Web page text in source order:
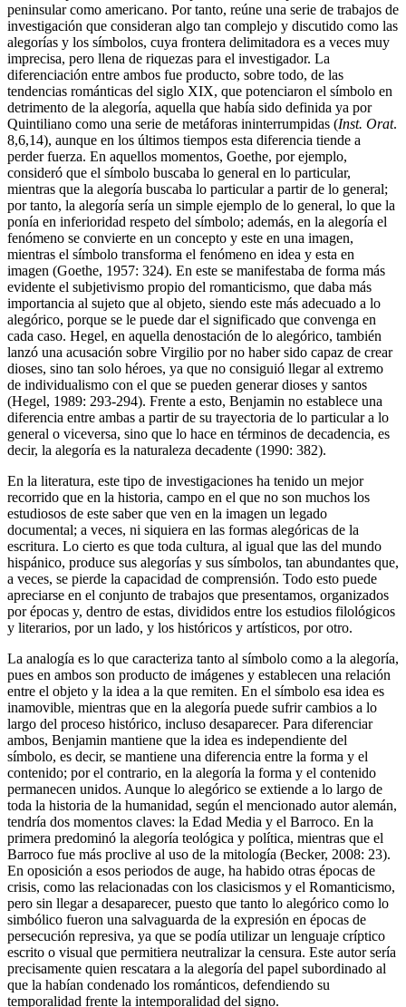
peninsular como americano. Por tanto, reúne una serie de trabajos de
investigación que consideran algo tan complejo y discutido como las
alegorías y los símbolos, cuya frontera delimitadora es a veces muy
imprecisa, pero llena de riquezas para el investigador. La
diferenciación entre ambos fue producto, sobre todo, de las
tendencias románticas del siglo XIX, que potenciaron el símbolo en
detrimento de la alegoría, aquella que había sido definida ya por
Quintiliano como una serie de metáforas ininterrumpidas (Inst. Orat.
8,6,14), aunque en los últimos tiempos esta diferencia tiende a
perder fuerza. En aquellos momentos, Goethe, por ejemplo,
consideró que el símbolo buscaba lo general en lo particular,
mientras que la alegoría buscaba lo particular a partir de lo general;
por tanto, la alegoría sería un simple ejemplo de lo general, lo que la
ponía en inferioridad respeto del símbolo; además, en la alegoría el
fenómeno se convierte en un concepto y este en una imagen,
mientras el símbolo transforma el fenómeno en idea y esta en
imagen (Goethe, 1957: 324). En este se manifestaba de forma más
evidente el subjetivismo propio del romanticismo, que daba más
importancia al sujeto que al objeto, siendo este más adecuado a lo
alegórico, porque se le puede dar el significado que convenga en
cada caso. Hegel, en aquella denostación de lo alegórico, también
lanzó una acusación sobre Virgilio por no haber sido capaz de crear
dioses, sino tan solo héroes, ya que no consiguió llegar al extremo
de individualismo con el que se pueden generar dioses y santos
(Hegel, 1989: 293-294). Frente a esto, Benjamin no establece una
diferencia entre ambas a partir de su trayectoria de lo particular a lo
general o viceversa, sino que lo hace en términos de decadencia, es
decir, la alegoría es la naturaleza decadente (1990: 382).
En la literatura, este tipo de investigaciones ha tenido un mejor
recorrido que en la historia, campo en el que no son muchos los
estudiosos de este saber que ven en la imagen un legado
documental; a veces, ni siquiera en las formas alegóricas de la
escritura. Lo cierto es que toda cultura, al igual que las del mundo
hispánico, produce sus alegorías y sus símbolos, tan abundantes que,
a veces, se pierde la capacidad de comprensión. Todo esto puede
apreciarse en el conjunto de trabajos que presentamos, organizados
por épocas y, dentro de estas, divididos entre los estudios filológicos
y literarios, por un lado, y los históricos y artísticos, por otro.
La analogía es lo que caracteriza tanto al símbolo como a la alegoría,
pues en ambos son producto de imágenes y establecen una relación
entre el objeto y la idea a la que remiten. En el símbolo esa idea es
inamovible, mientras que en la alegoría puede sufrir cambios a lo
largo del proceso histórico, incluso desaparecer. Para diferenciar
ambos, Benjamin mantiene que la idea es independiente del
símbolo, es decir, se mantiene una diferencia entre la forma y el
contenido; por el contrario, en la alegoría la forma y el contenido
permanecen unidos. Aunque lo alegórico se extiende a lo largo de
toda la historia de la humanidad, según el mencionado autor alemán,
tendría dos momentos claves: la Edad Media y el Barroco. En la
primera predominó la alegoría teológica y política, mientras que el
Barroco fue más proclive al uso de la mitología (Becker, 2008: 23).
En oposición a esos periodos de auge, ha habido otras épocas de
crisis, como las relacionadas con los clasicismos y el Romanticismo,
pero sin llegar a desaparecer, puesto que tanto lo alegórico como lo
simbólico fueron una salvaguarda de la expresión en épocas de
persecución represiva, ya que se podía utilizar un lenguaje críptico
escrito o visual que permitiera neutralizar la censura. Este autor sería
precisamente quien rescatara a la alegoría del papel subordinado al
que la habían condenado los románticos, defendiendo su
temporalidad frente la intemporalidad del signo.